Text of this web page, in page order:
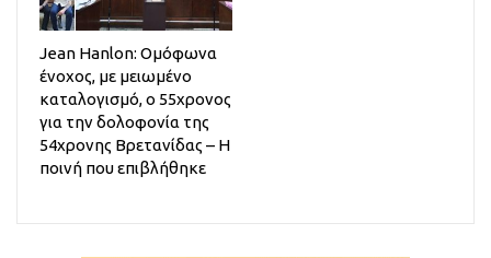
Jean Hanlon: Ομόφωνα
ένοχος, με μειωμένο
καταλογισμό, ο 55χρονος
για την δολοφονία της
54χρονης Βρετανίδας – Η
ποινή που επιβλήθηκε